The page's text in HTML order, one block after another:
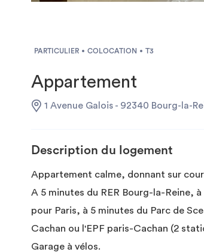
PARTICULIER COLOCATION T3
Appartement
1 Avenue Galois - 92340 Bourg-la-
Description du logement
Appartement calme, donnant sur
A 5 minutes du RER Bourg-la-Reine,
pour Paris, à 5 minutes du Parc de
Cachan ou l'EPF paris-Cachan (2
Garage à vélos.